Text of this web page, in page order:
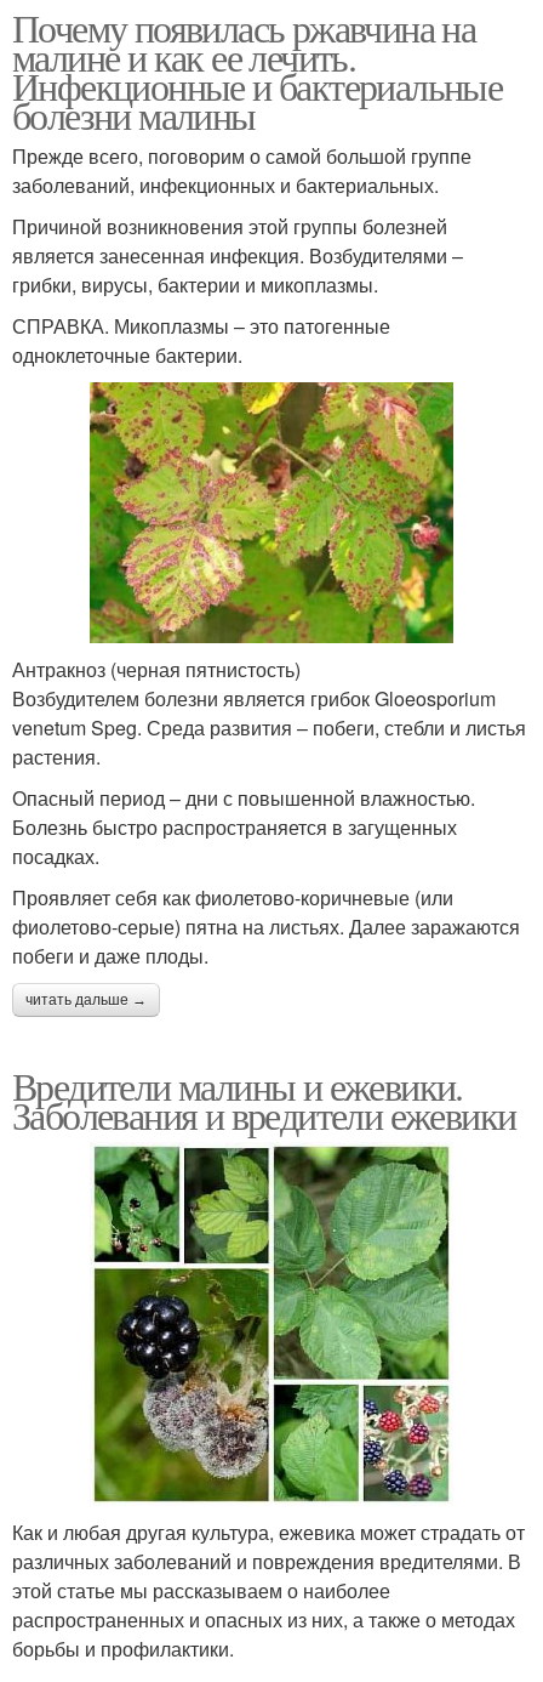
Почему появилась ржавчина на
малине и как ее лечить.
Инфекционные и бактериальные
болезни малины
Прежде всего, поговорим о самой большой группе
заболеваний, инфекционных и бактериальных.
Причиной возникновения этой группы болезней
является занесенная инфекция. Возбудителями –
грибки, вирусы, бактерии и микоплазмы.
СПРАВКА. Микоплазмы – это патогенные
одноклеточные бактерии.
Антракноз (черная пятнистость)
Возбудителем болезни является грибок Gloeosporium
venetum Speg. Среда развития – побеги, стебли и листья
растения.
Опасный период – дни с повышенной влажностью.
Болезнь быстро распространяется в загущенных
посадках.
Проявляет себя как фиолетово-коричневые (или
фиолетово-серые) пятна на листьях. Далее заражаются
побеги и даже плоды.
читать дальше →
Вредители малины и ежевики.
Заболевания и вредители ежевики
Как и любая другая культура, ежевика может страдать от
различных заболеваний и повреждения вредителями. В
этой статье мы рассказываем о наиболее
распространенных и опасных из них, а также о методах
борьбы и профилактики.